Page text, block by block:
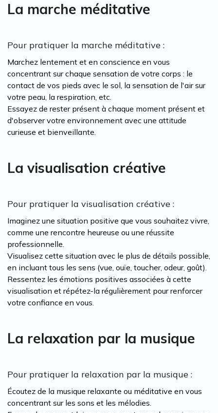
La marche méditative
Pour pratiquer la marche méditative :
Marchez lentement et en conscience en vous
concentrant sur chaque sensation de votre corps : le
contact de vos pieds avec le sol, la sensation de l'air sur
votre peau, la respiration, etc.
Essayez de rester présent à chaque moment présent et
d'observer votre environnement avec une attitude
curieuse et bienveillante.
La visualisation créative
Pour pratiquer la visualisation créative :
Imaginez une situation positive que vous souhaitez vivre,
comme une rencontre heureuse ou une réussite
professionnelle.
Visualisez cette situation avec le plus de détails possible,
en incluant tous les sens (vue, ouïe, toucher, odeur, goût).
Ressentez les émotions positives associées à cette
visualisation et répétez-la régulièrement pour renforcer
votre confiance en vous.
La relaxation par la musique
Pour pratiquer la relaxation par la musique :
Écoutez de la musique relaxante ou méditative en vous
concentrant sur les sons et les mélodies.